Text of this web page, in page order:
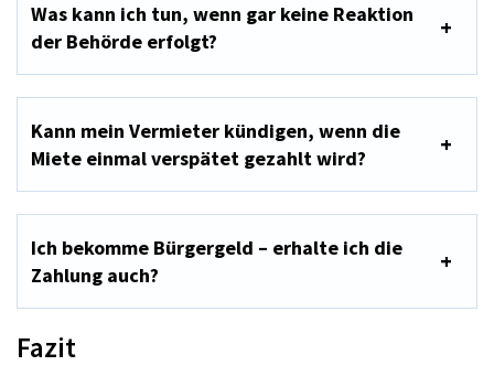
Was kann ich tun, wenn gar keine Reaktion
der Behörde erfolgt?
Kann mein Vermieter kündigen, wenn die
Miete einmal verspätet gezahlt wird?
Ich bekomme Bürgergeld – erhalte ich die
Zahlung auch?
Fazit